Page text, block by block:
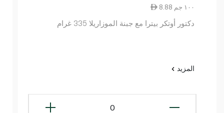
8.88 ١٠٠ جم
دكتور أوتكر بيترا مع جبنة الموزاريلا 335 غرام
المزيد
0